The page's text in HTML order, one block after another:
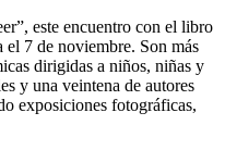
este encuentro con el libro
el 7 de noviembre. Son más
dirigidas a niños, niñas y
y una veintena de autores
exposiciones fotográficas,